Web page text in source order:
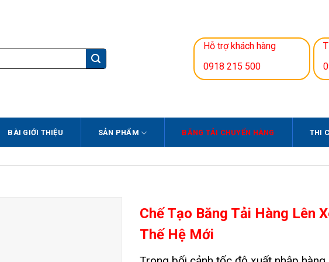
Hỗ trợ khách hàng
0918 215 500
BÀI GIỚI THIỆU SẢN PHẨM BĂNG TẢI CHUYỂN HÀNG THI
Chế Tạo Băng Tải Hàng Lên
Thế Hệ Mới